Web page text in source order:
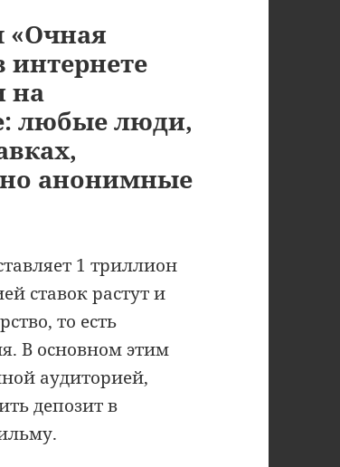
«Очная
интернете
на
любые люди,
анонимные
1 триллион
ставок растут и
то есть
В основном этим
аудиторией,
депозит в